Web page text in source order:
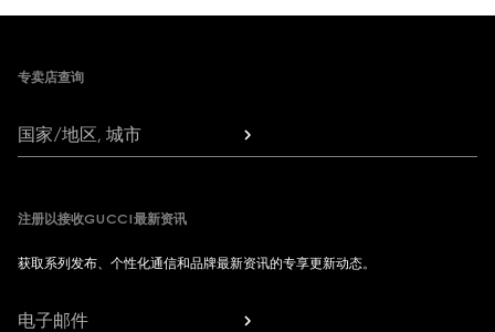
专卖店查询
国家/地区, 城市
注册以接收GUCCI最新资讯
获取系列发布、个性化通信和品牌最新资讯的专享更新动态。
电子邮件